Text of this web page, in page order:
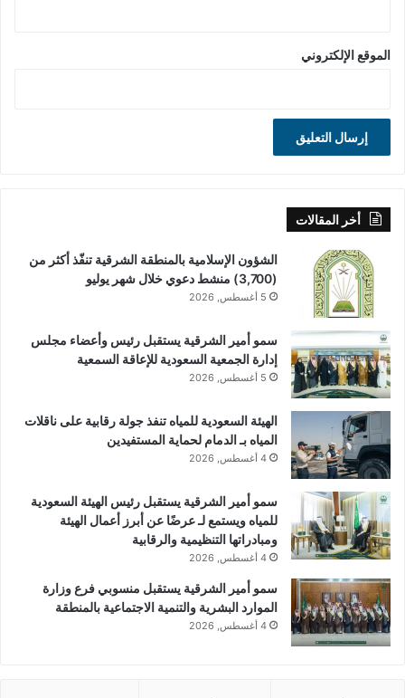
الموقع الإلكتروني
أخر المقالات
الشؤون الإسلامية بالمنطقة الشرقية تنفّذ أكثر من
(3,700) منشط دعوي خلال شهر يوليو
5 أغسطس, 2026
سمو أمير الشرقية يستقبل رئيس وأعضاء مجلس
إدارة الجمعية السعودية للإعاقة السمعية
5 أغسطس, 2026
الهيئة السعودية للمياه تنفذ جولة رقابية على ناقلات
المياه بـ الدمام لحماية المستفيدين
4 أغسطس, 2026
سمو أمير الشرقية يستقبل رئيس الهيئة السعودية
للمياه ويستمع لـ عرضًا عن أبرز أعمال الهيئة
ومبادراتها التنظيمية والرقابية
4 أغسطس, 2026
سمو أمير الشرقية يستقبل منسوبي فرع وزارة
الموارد البشرية والتنمية الاجتماعية بالمنطقة
4 أغسطس, 2026